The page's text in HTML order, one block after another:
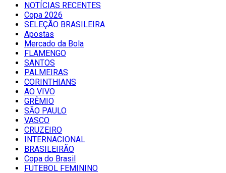
NOTÍCIAS RECENTES
Copa 2026
SELEÇÃO BRASILEIRA
Apostas
Mercado da Bola
FLAMENGO
SANTOS
PALMEIRAS
CORINTHIANS
AO VIVO
GRÊMIO
SĀO PAULO
VASCO
CRUZEIRO
INTERNACIONAL
BRASILEIRÃO
Copa do Brasil
FUTEBOL FEMININO